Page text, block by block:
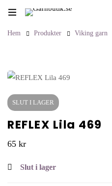
Hem Produkter Viking garn
SLUT I LAGER
REFLEX Lila 469
65 kr
Slut i lager